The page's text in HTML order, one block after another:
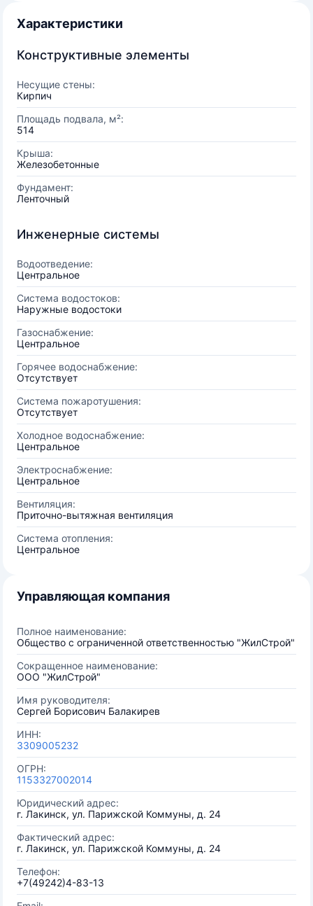
Характеристики
Конструктивные элементы
Несущие стены:
Кирпич
Площадь подвала, м²:
514
Крыша:
Железобетонные
Фундамент:
Ленточный
Инженерные системы
Водоотведение:
Центральное
Система водостоков:
Наружные водостоки
Газоснабжение:
Центральное
Горячее водоснабжение:
Отсутствует
Система пожаротушения:
Отсутствует
Холодное водоснабжение:
Центральное
Электроснабжение:
Центральное
Вентиляция:
Приточно-вытяжная вентиляция
Система отопления:
Центральное
Управляющая компания
Полное наименование:
Общество с ограниченной ответственностью "ЖилСтрой"
Сокращенное наименование:
ООО "ЖилСтрой"
Имя руководителя:
Сергей Борисович Балакирев
ИНН:
3309005232
ОГРН:
1153327002014
Юридический адрес:
г. Лакинск, ул. Парижской Коммуны, д. 24
Фактический адрес:
г. Лакинск, ул. Парижской Коммуны, д. 24
Телефон:
+7(49242)4-83-13